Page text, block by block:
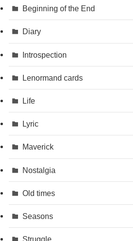
Beginning of the End
Diary
Introspection
Lenormand cards
Life
Lyric
Maverick
Nostalgia
Old times
Seasons
Struggle